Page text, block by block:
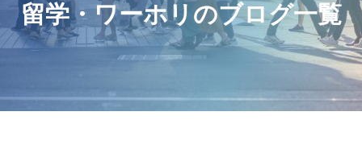
留学・ワーホリのブログ一覧